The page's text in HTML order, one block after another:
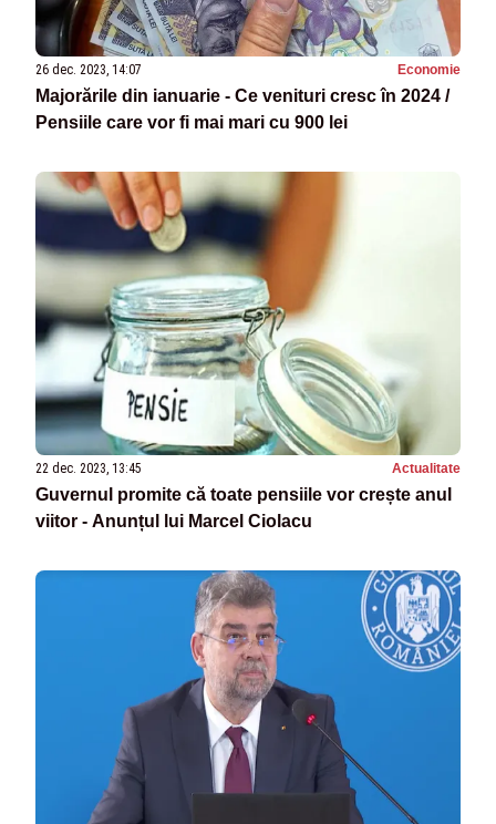
26 dec. 2023, 14:07 Economie
Majorările din ianuarie - Ce venituri cresc în 2024 /
Pensiile care vor fi mai mari cu 900 lei
22 dec. 2023, 13:45 Actualitate
Guvernul promite că toate pensiile vor crește anul
viitor - Anunțul lui Marcel Ciolacu